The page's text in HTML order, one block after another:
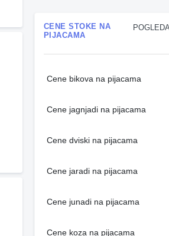
CENE STOKE NA
PIJACAMA
Cene bikova na pijacama
Cene jagnjadi na pijacama
Cene dviski na pijacama
Cene jaradi na pijacama
Cene junadi na pijacama
Cene koza na pijacama